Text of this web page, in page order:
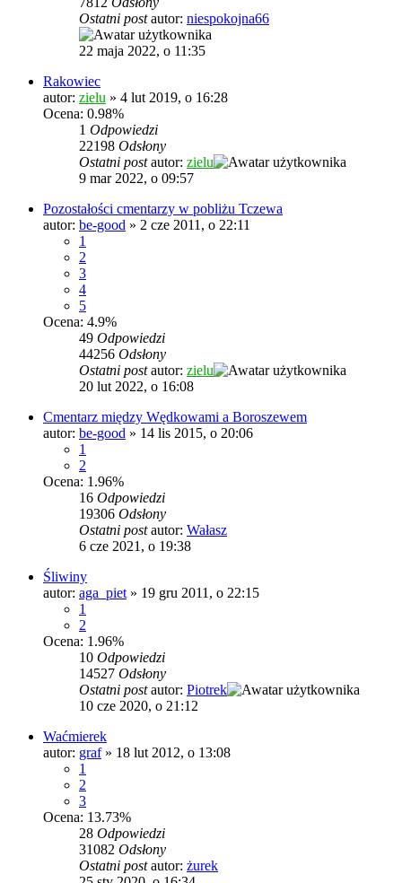
Ostatni postautor: niespokojna66
22 maja 2022, o 11:35
Rakowiec
autor: zielu » 4 lut 2019, o 16:28
Ocena: 0.98%
1 Odpowiedzi
22198 Odsłony
Ostatni postautor: zielu
9 mar 2022, o 09:57
Pozostałości cmentarzy w pobliżu Tczewa
autor: be-good » 2 cze 2011, o 22:11
1
2
3
4
5
Ocena: 4.9%
49 Odpowiedzi
44256 Odsłony
Ostatni postautor: zielu
20 lut 2022, o 16:08
Cmentarz między Wędkowami a Boroszewem
autor: be-good » 14 lis 2015, o 20:06
1
2
Ocena: 1.96%
16 Odpowiedzi
19306 Odsłony
Ostatni postautor: Wałasz
6 cze 2021, o 19:38
Śliwiny
autor: aga_piet » 19 gru 2011, o 22:15
1
2
Ocena: 1.96%
10 Odpowiedzi
14527 Odsłony
Ostatni postautor: Piotrek
10 cze 2020, o 21:12
Waćmierek
autor: graf» 18 lut 2012, o 13:08
1
2
3
Ocena: 13.73%
28 Odpowiedzi
31082 Odsłony
Ostatni postautor: żurek